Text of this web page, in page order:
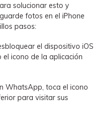
solucionar esto y
fotos en el iPhone
pasos:
el dispositivo iOS
icono de la aplicación
WhatsApp, toca el icono
para visitar sus